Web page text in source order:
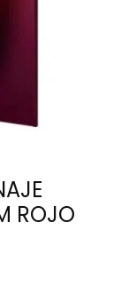
ROJO